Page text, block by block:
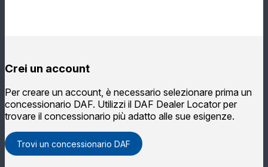
Crei un account
Per creare un account, è necessario selezionare prima un
concessionario DAF. Utilizzi il DAF Dealer Locator per
trovare il concessionario più adatto alle sue esigenze.
Trovi un concessionario DAF